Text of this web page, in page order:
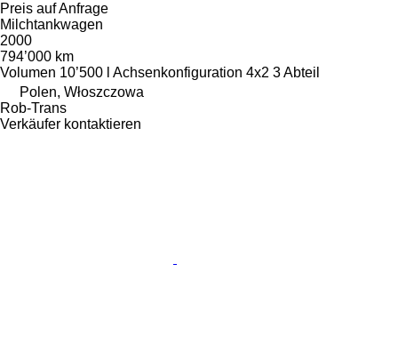
Preis auf Anfrage
Milchtankwagen
2000
794’000 km
Volumen 10’500 l Achsenkonfiguration 4x2 3 Abteil
Polen, Włoszczowa
Rob-Trans
Verkäufer kontaktieren